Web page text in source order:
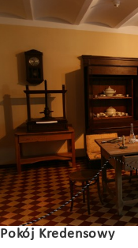
Pokój Kredensowy